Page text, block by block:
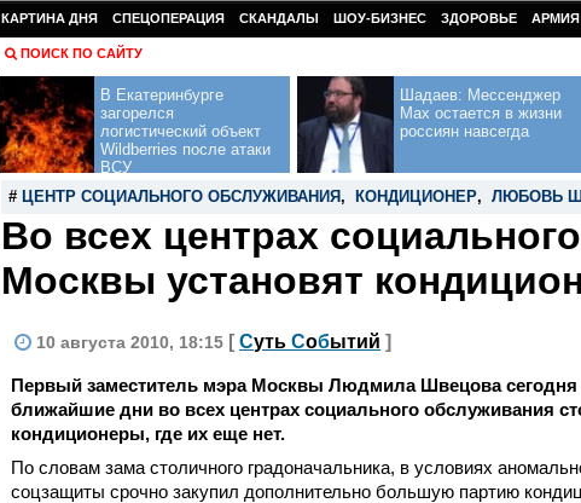
КАРТИНА ДНЯ СПЕЦОПЕРАЦИЯ СКАНДАЛЫ ШОУ-БИЗНЕС ЗДОРОВЬЕ АРМИЯ
ПОИСК ПО САЙТУ
В Екатеринбурге
загорелся
логистический объект
Wildberries после атаки
ВСУ
Шадаев: Мессенджер
Max остается в жизни
россиян навсегда
# ЦЕНТР СОЦИАЛЬНОГО ОБСЛУЖИВАНИЯ , КОНДИЦИОНЕР, ЛЮБОВЬ
Во всех центрах
Москвы установят
10 августа 2010, 18:15 [ Суть Событий ]
Первый заместитель мэра Москвы Людмила Швецова сегодня
ближайшие дни во всех центрах социального обслуживания
кондиционеры, где их еще нет.
По словам зама столичного градоначальника, в условиях
соцзащиты срочно закупил дополнительно большую партию